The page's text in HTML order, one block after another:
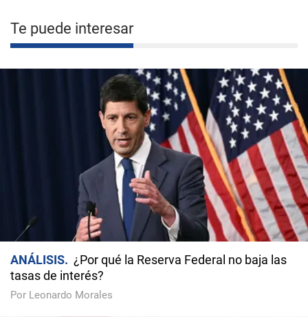
Te puede interesar
ANÁLISIS
¿Por qué la Reserva Federal no baja las
tasas de interés?
Por Leonardo Morales